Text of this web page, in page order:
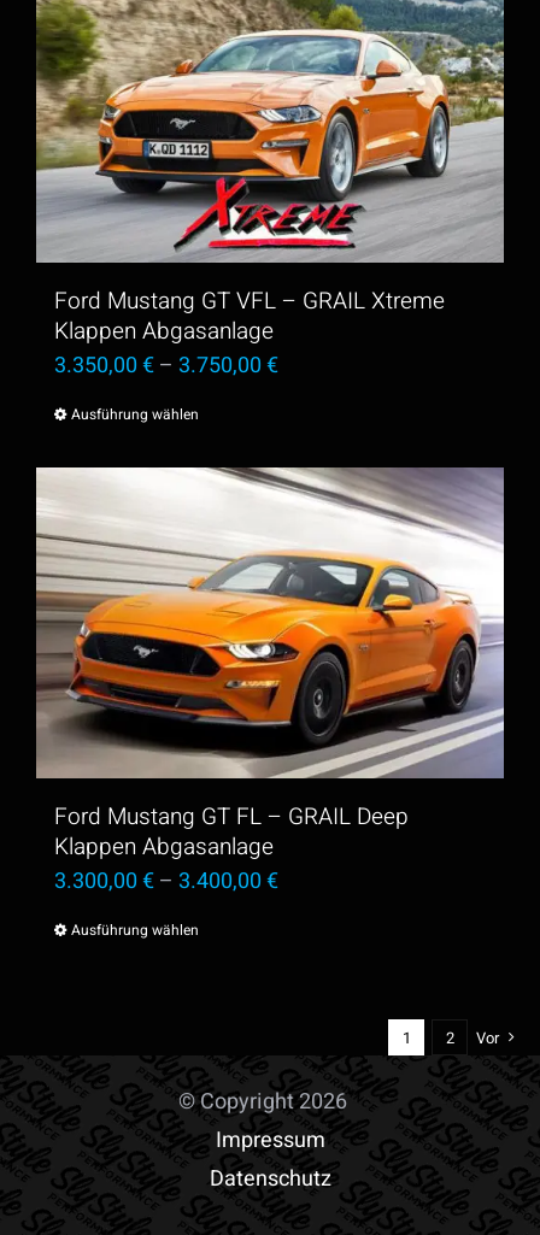
mehrere
Varianten
auf.
Die
Optionen
können
auf
der
Produktseite
gewählt
Ford Mustang GT VFL – GRAIL Xtreme
Klappen Abgasanlage
3.350,00€– 3.750,00€
Ausführung wählen
Produkt
Varianten
auf.
Die
Optionen
können
auf
der
Produktseite
gewählt
Ford Mustang GT FL – GRAIL Deep
Klappen Abgasanlage
3.300,00€– 3.400,00€
Ausführung wählen
mehrere
Varianten
auf.
Die
Optionen
1 2 Vor
© Copyright 2026
Impressum
Datenschutz